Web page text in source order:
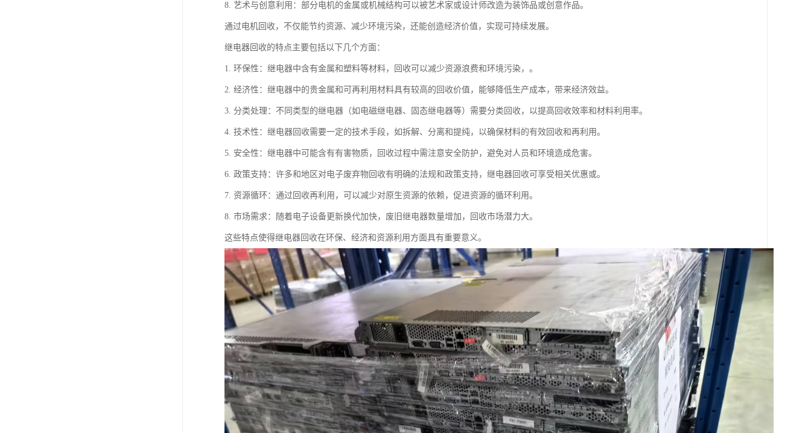
8. 艺术与创意利用：部分电机的金属或机械结构可以被艺术家或设计师改造为装饰品或创意作品。
通过电机回收，不仅能节约资源、减少环境污染，还能创造经济价值，实现可持续发展。
继电器回收的特点主要包括以下几个方面：
1. 环保性：继电器中含有金属和塑料等材料，回收可以减少资源浪费和环境污染，。
2. 经济性：继电器中的贵金属和可再利用材料具有较高的回收价值，能够降低生产成本，带来经济效益。
3. 分类处理：不同类型的继电器（如电磁继电器、固态继电器等）需要分类回收，以提高回收效率和材料利用率。
4. 技术性：继电器回收需要一定的技术手段，如拆解、分离和提纯，以确保材料的有效回收和再利用。
5. 安全性：继电器中可能含有有害物质，回收过程中需注意安全防护，避免对人员和环境造成危害。
6. 政策支持：许多和地区对电子废弃物回收有明确的法规和政策支持，继电器回收可享受相关优惠或。
7. 资源循环：通过回收再利用，可以减少对原生资源的依赖，促进资源的循环利用。
8. 市场需求：随着电子设备更新换代加快，废旧继电器数量增加，回收市场潜力大。
这些特点使得继电器回收在环保、经济和资源利用方面具有重要意义。